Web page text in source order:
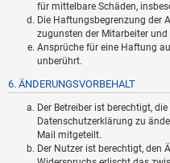
für mittelbare Schäden,
Die Haftungsbegrenzung der
zugunsten der Mitarbeiter
Ansprüche für eine Haftung
unberührt.
6. ÄNDERUNGSVORBEHALT
Der Betreiber ist berechtigt,
Datenschutzerklärung zu
Mail mitgeteilt.
Der Nutzer ist berechtigt, den